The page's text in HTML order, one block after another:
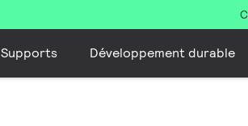
Supports Développement durable